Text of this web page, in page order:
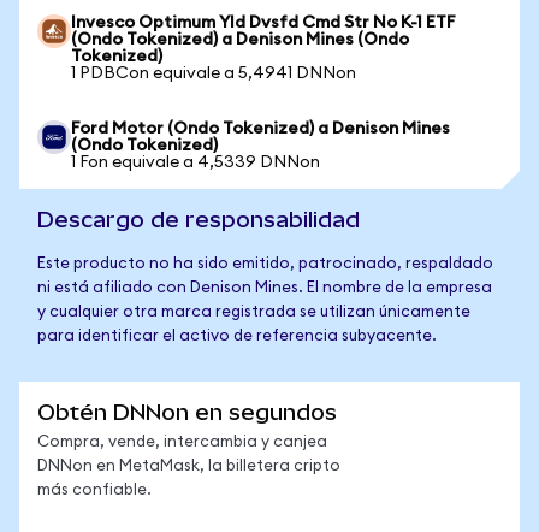
Invesco Optimum Yld Dvsfd Cmd Str No K-1 ETF
(Ondo Tokenized) a Denison Mines (Ondo
Tokenized)
1 PDBCon equivale a 5,4941 DNNon
Ford Motor (Ondo Tokenized) a Denison Mines
(Ondo Tokenized)
1 Fon equivale a 4,5339 DNNon
Descargo de responsabilidad
Este producto no ha sido emitido, patrocinado, respaldado
ni está afiliado con Denison Mines. El nombre de la empresa
y cualquier otra marca registrada se utilizan únicamente
para identificar el activo de referencia subyacente.
Obtén DNNon en segundos
Compra, vende, intercambia y canjea
DNNon en MetaMask, la billetera cripto
más confiable.